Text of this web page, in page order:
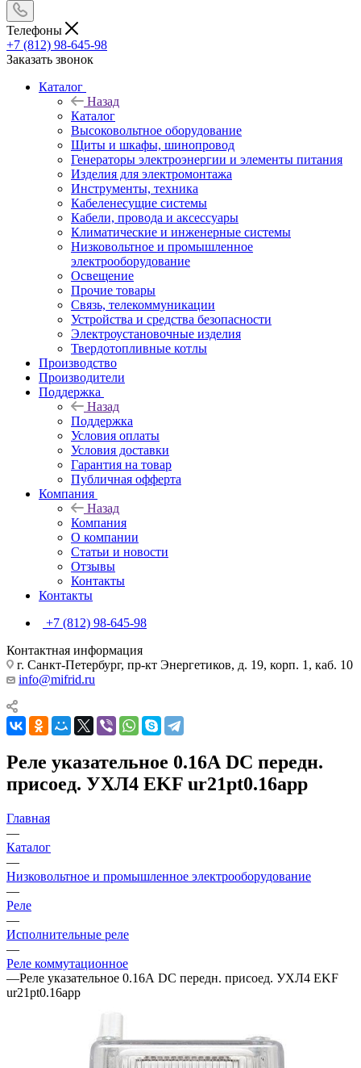
Телефоны
+7 (812) 98-645-98
Заказать звонок
Каталог
Назад
Каталог
Высоковольтное оборудование
Щиты и шкафы, шинопровод
Генераторы электроэнергии и элементы питания
Изделия для электромонтажа
Инструменты, техника
Кабеленесущие системы
Кабели, провода и аксессуары
Климатические и инженерные системы
Низковольтное и промышленное
электрооборудование
Освещение
Прочие товары
Связь, телекоммуникации
Устройства и средства безопасности
Электроустановочные изделия
Твердотопливные котлы
Производство
Производители
Поддержка
Назад
Поддержка
Условия оплаты
Условия доставки
Гарантия на товар
Публичная офферта
Компания
Назад
Компания
О компании
Статьи и новости
Отзывы
Контакты
Контакты
+7 (812) 98-645-98
Контактная информация
г. Санкт-Петербург, пр-кт Энергетиков, д. 19, корп. 1, каб. 10
info@mifrid.ru
Реле указательное 0.16А DC передн.
присоед. УХЛ4 EKF ur21pt0.16app
Главная
—
Каталог
—
Низковольтное и промышленное электрооборудование
—
Реле
—
Исполнительные реле
—
Реле коммутационное
—Реле указательное 0.16А DC передн. присоед. УХЛ4 EKF
ur21pt0.16app